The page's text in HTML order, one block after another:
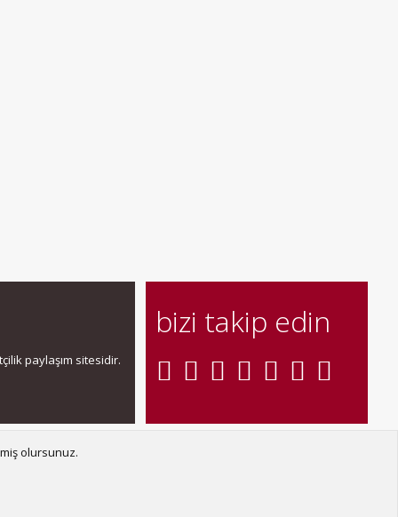
paylaşım sitesidir.
bizi takip edin
Şartlar ve kurallar
olursunuz.